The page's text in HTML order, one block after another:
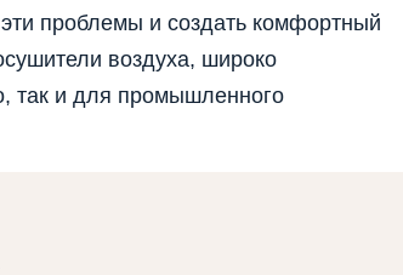
проблемы и создать комфортный
воздуха, широко
так и для промышленного